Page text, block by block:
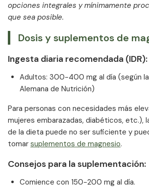
opciones integrales y mínimamente
que sea posible.
Dosis y suplementos de
Ingesta diaria recomendada (IDR):
Adultos: 300-400 mg al día (según
Alemana de Nutrición)
Para personas con necesidades más
mujeres embarazadas, diabéticos, etc.),
de la dieta puede no ser suficiente y
tomar suplementos de magnesio.
Consejos para la suplementación:
Comience con 150-200 mg al día.